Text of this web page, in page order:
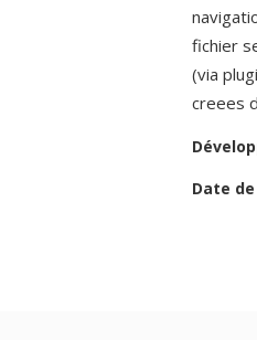
fichier
(via
creees
Date